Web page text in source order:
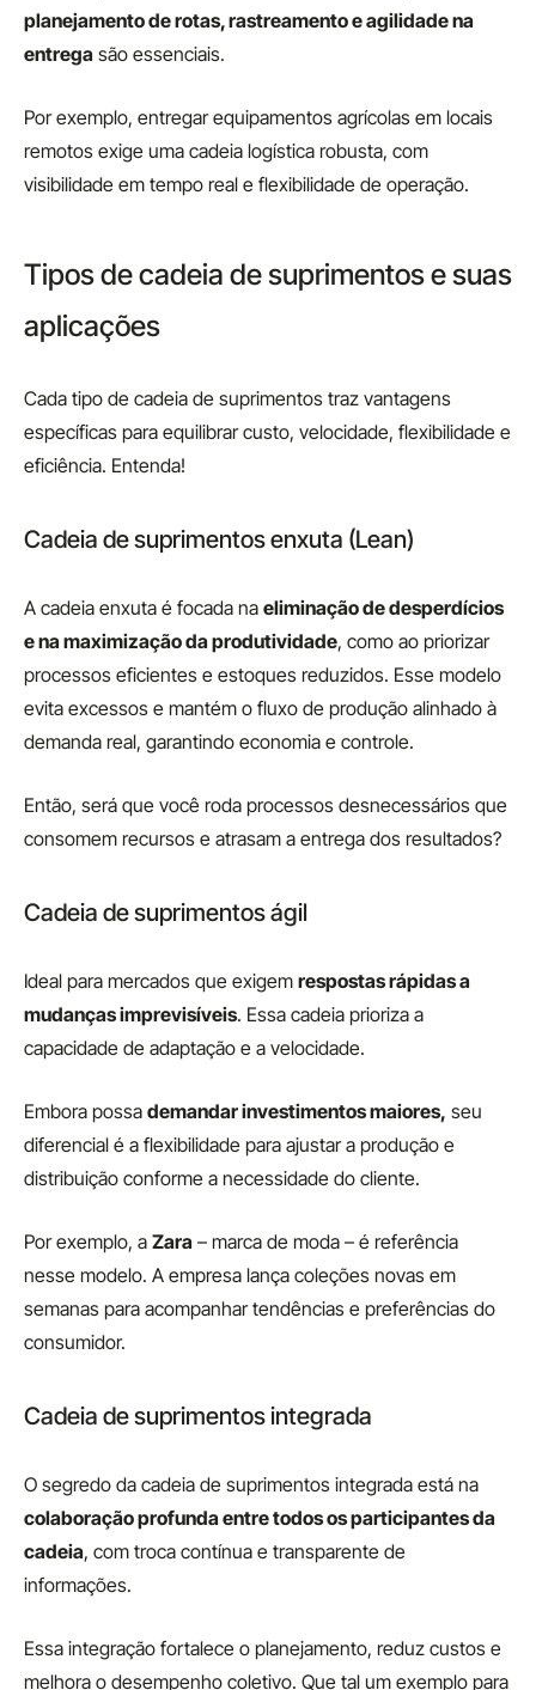
planejamento de rotas, rastreamento e agilidade na
entrega são essenciais.
Por exemplo, entregar equipamentos agrícolas em locais
remotos exige uma cadeia logística robusta, com
visibilidade em tempo real e flexibilidade de operação.
Tipos de cadeia de suprimentos e suas
aplicações
Cada tipo de cadeia de suprimentos traz vantagens
específicas para equilibrar custo, velocidade, flexibilidade e
eficiência. Entenda!
Cadeia de suprimentos enxuta (Lean)
A cadeia enxuta é focada na eliminação de desperdícios
e na maximização da produtividade, como ao priorizar
processos eficientes e estoques reduzidos. Esse modelo
evita excessos e mantém o fluxo de produção alinhado à
demanda real, garantindo economia e controle.
Então, será que você roda processos desnecessários que
consomem recursos e atrasam a entrega dos resultados?
Cadeia de suprimentos ágil
Ideal para mercados que exigem respostas rápidas a
mudanças imprevisíveis. Essa cadeia prioriza a
capacidade de adaptação e a velocidade.
Embora possa demandar investimentos maiores, seu
diferencial é a flexibilidade para ajustar a produção e
distribuição conforme a necessidade do cliente.
Por exemplo, a Zara – marca de moda – é referência
nesse modelo. A empresa lança coleções novas em
semanas para acompanhar tendências e preferências do
consumidor.
Cadeia de suprimentos integrada
O segredo da cadeia de suprimentos integrada está na
colaboração profunda entre todos os participantes da
cadeia, com troca contínua e transparente de
informações.
Essa integração fortalece o planejamento, reduz custos e
melhora o desempenho coletivo. Que tal um exemplo para